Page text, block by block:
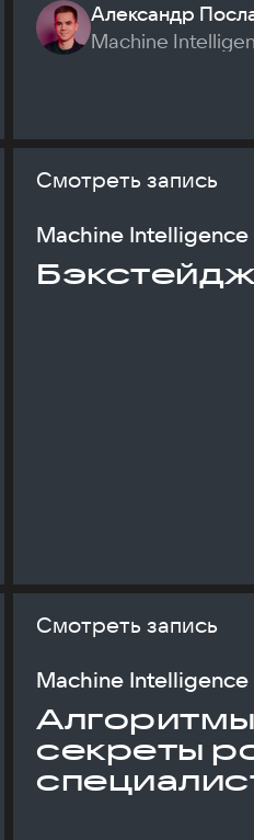
Александр
Machine
Смотреть запись
Machine Intelligence
Бэкстейдж
Смотреть запись
Machine Intelligence
секреты